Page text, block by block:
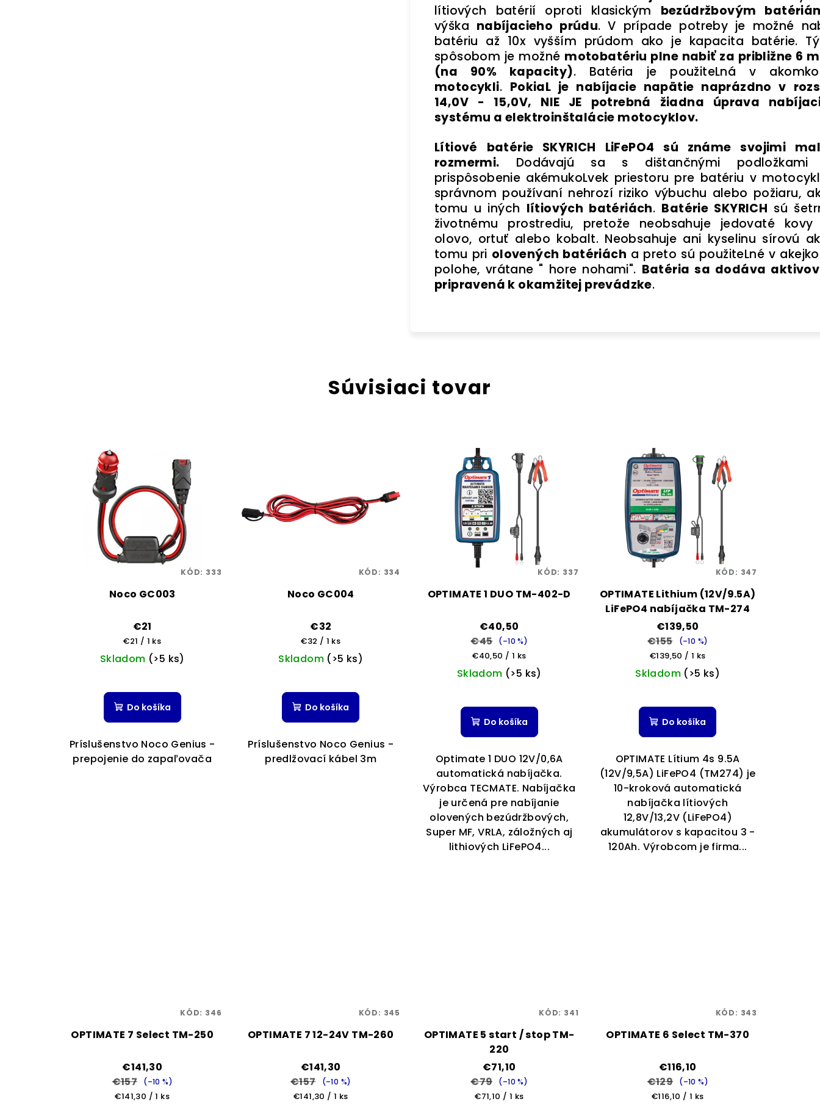
lítiových batérií oproti klasickým bezúdržbovým
výška nabíjacieho prúdu. V prípade potreby je možné
batériu až 10x vyšším prúdom ako je kapacita batérie.
spôsobom je možné motobatériu plne nabiť za približne 6
(na 90% kapacity). Batéria je použiteLná v
motocykli. PokiaL je nabíjacie napätie naprázdno v
14,0V - 15,0V, NIE JE potrebná žiadna úprava
systému a elektroinštalácie motocyklov.
Lítiové batérie SKYRICH LiFePO4 sú známe svojimi
rozmermi. Dodávajú sa s dištančnými podložkami
prispôsobenie akémukoLvek priestoru pre batériu v
správnom používaní nehrozí riziko výbuchu alebo požiaru,
tomu u iných lítiových batériách. Batérie SKYRICH sú
životnému prostrediu, pretože neobsahuje jedovaté kovy
olovo, ortuť alebo kobalt. Neobsahuje ani kyselinu sírovú
tomu pri olovených batériách a preto sú použiteLné v
polohe, vrátane " hore nohami". Batéria sa dodáva
pripravená k okamžitej prevádzke.
Súvisiaci tovar
Noco GC003
€21
Jednotková
cena:
€21 / 1 ks
Skladom (>5 ks)
Do košíka
Príslušenstvo Noco Genius -
prepojenie do zapaľovača
KÓD: 333
Noco GC004
€32
Jednotková
cena:
€32 / 1 ks
Skladom (>5 ks)
Do košíka
Príslušenstvo Noco Genius -
predlžovací kábel 3m
KÓD: 334
OPTIMATE 1 DUO TM-402-D
€40,50
€45
(–10 %)
Jednotková
cena:
€40,50 / 1 ks
Skladom (>5 ks)
Do košíka
Optimate 1 DUO 12V/0,6A
automatická nabíjačka.
Výrobca TECMATE. Nabíjačka
je určená pre nabíjanie
olovených bezúdržbových,
Super MF, VRLA, záložných aj
lithiových LiFePO4...
KÓD: 337
OPTIMATE Lithium (12V/9.5A)
LiFePO4 nabíjačka TM-274
€139,50
€155
(–10 %)
Jednotková
cena:
€139,50 / 1 ks
Skladom (>5 ks)
Do košíka
OPTIMATE Lítium 4s 9.5A
(12V/9,5A) LiFePO4 (TM274) je
10-kroková automatická
nabíjačka lítiových
12,8V/13,2V (LiFePO4)
akumulátorov s kapacitou 3 -
120Ah. Výrobcom je firma...
KÓD: 347
OPTIMATE 7 Select TM-250
€141,30
€157
(–10 %)
Jednotková
€141,30 / 1 ks
KÓD: 346
OPTIMATE 7 12-24V TM-260
€141,30
€157
(–10 %)
Jednotková
€141,30 / 1 ks
KÓD: 345
OPTIMATE 5 start / stop TM-
220
€71,10
€79
(–10 %)
Jednotková
€71,10 / 1 ks
KÓD: 341
OPTIMATE 6 Select TM-370
€116,10
€129
(–10 %)
Jednotková
€116,10 / 1 ks
KÓD: 343